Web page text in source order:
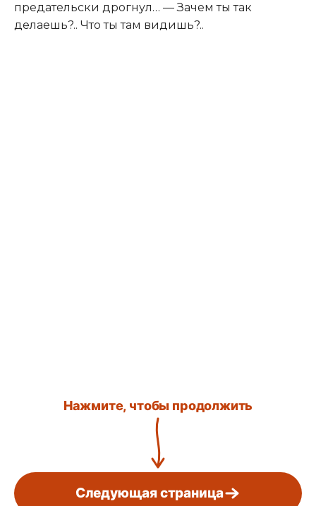
предательски дрогнул… — Зачем ты так
делаешь?.. Что ты там видишь?..
Нажмите, чтобы продолжить
Следующая страница